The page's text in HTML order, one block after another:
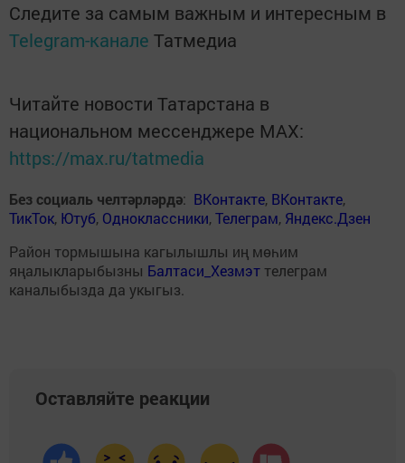
Следите за самым важным и интересным в
Telegram-канале Татмедиа
Читайте новости Татарстана в
национальном мессенджере MАХ:
https://max.ru/tatmedia
Без социаль челтәрләрдә: ВКонтакте, ВКонтакте,
ТикТок, Ютуб, Одноклассники,Телеграм, Яндекс.Дзен
Район тормышына кагылышлы иң мөһим
яңалыкларыбызны Балтаси_Хезмэт телеграм
каналыбызда да укыгыз.
Оставляйте реакции